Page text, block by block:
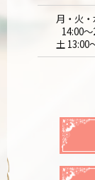
月・火
14:00
土 13:00